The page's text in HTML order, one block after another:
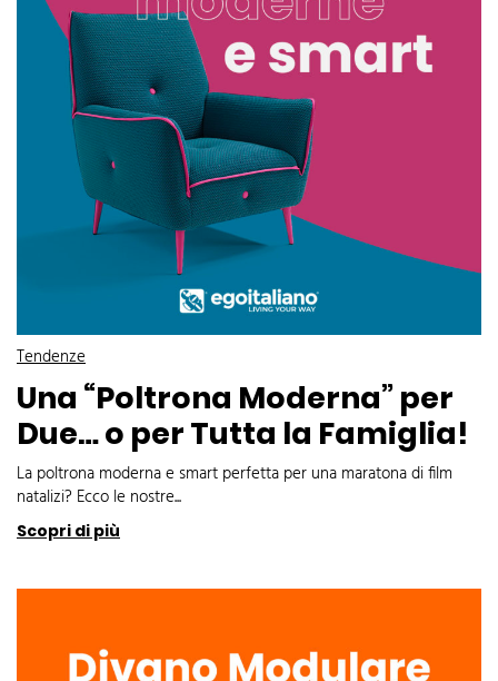
Tendenze
Una “Poltrona Moderna” per
Due… o per Tutta la Famiglia!
La poltrona moderna e smart perfetta per una maratona di film
natalizi? Ecco le nostre...
Scopri di più